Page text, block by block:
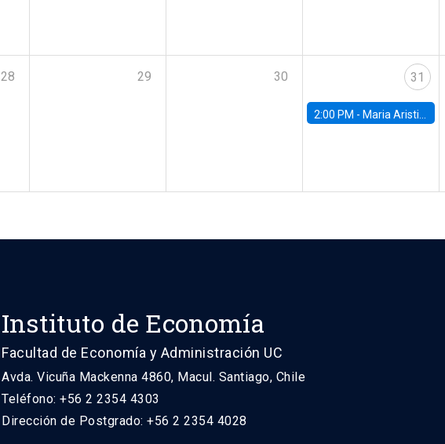
28 29 30 31
2:00 PM - Maria Aristizabal-Ramirez, FED Board
Instituto de Economía
Facultad de Economía y Administración UC
Avda. Vicuña Mackenna 4860, Macul. Santiago, Chile
Teléfono: +56 2 2354 4303
Dirección de Postgrado: +56 2 2354 4028